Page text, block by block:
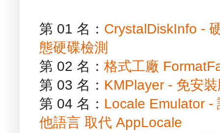
第 01 名： CrystalDiskInfo -
態硬碟檢測
第 02 名： 格式工廠
第 03 名： KMPlayer - 免安
第 04 名： Locale Emulator -
他語言 取代 AppLocale